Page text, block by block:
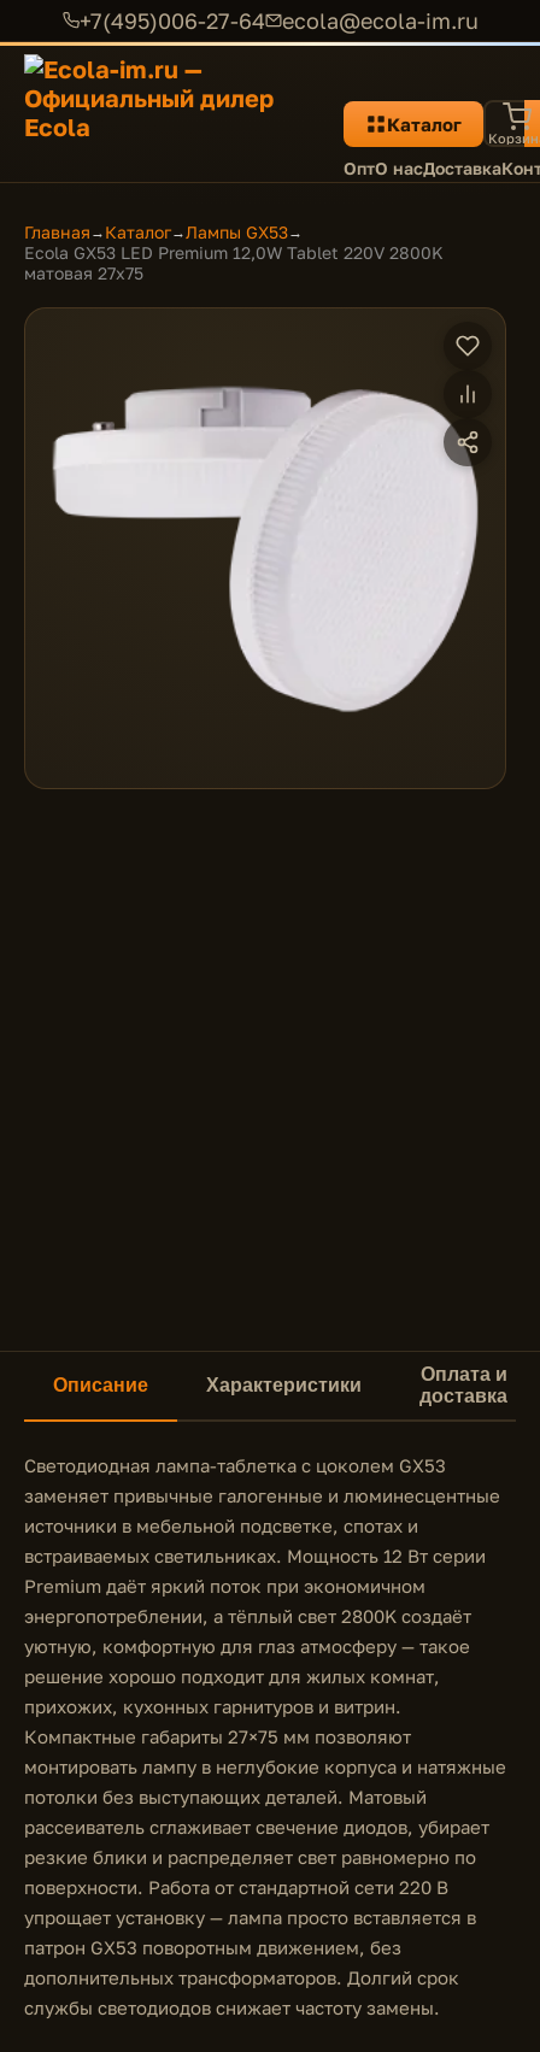
+7(495)006-27-64 ecola@ecola-im.ru
Каталог
ОптО насДоставка
Главная → Каталог→Лампы GX53→
Ecola GX53 LED Premium 12,0W Tablet 220V 2800K
матовая 27x75
Описание Характеристики
Оплата и
доставка
Светодиодная лампа-таблетка с цоколем GX53
заменяет привычные галогенные и люминесцентные
источники в мебельной подсветке, спотах и
встраиваемых светильниках. Мощность 12 Вт серии
Premium даёт яркий поток при экономичном
энергопотреблении, а тёплый свет 2800K создаёт
уютную, комфортную для глаз атмосферу — такое
решение хорошо подходит для жилых комнат,
прихожих, кухонных гарнитуров и витрин.
Компактные габариты 27×75 мм позволяют
монтировать лампу в неглубокие корпуса и натяжные
потолки без выступающих деталей. Матовый
рассеиватель сглаживает свечение диодов, убирает
резкие блики и распределяет свет равномерно по
поверхности. Работа от стандартной сети 220 В
упрощает установку — лампа просто вставляется в
патрон GX53 поворотным движением, без
дополнительных трансформаторов. Долгий срок
службы светодиодов снижает частоту замены.